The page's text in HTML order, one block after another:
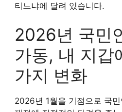
티느냐에 달려 있습니다.
2026년 국민
가동, 내 지갑
가지 변화
2026년 1월을 기점으로 국